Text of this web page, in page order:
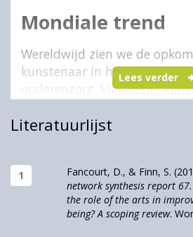
Lees verder
Mondiale trend
Wereldwijd zien we de
kunstenaar in het sociale
ouderenzorg. Via allerlei
een bijdrage te leveren aan
erkend door de World
(WHO) (Fancourt & Finn,
Engelssprekende landen en
Literatuurlijst
Fancourt, D., & Finn, S.
network synthesis report
the role of the arts in
being? A scoping review.